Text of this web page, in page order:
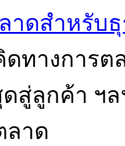
าดสำหรั
ทางการต
สู่ลูกค้า ฯล